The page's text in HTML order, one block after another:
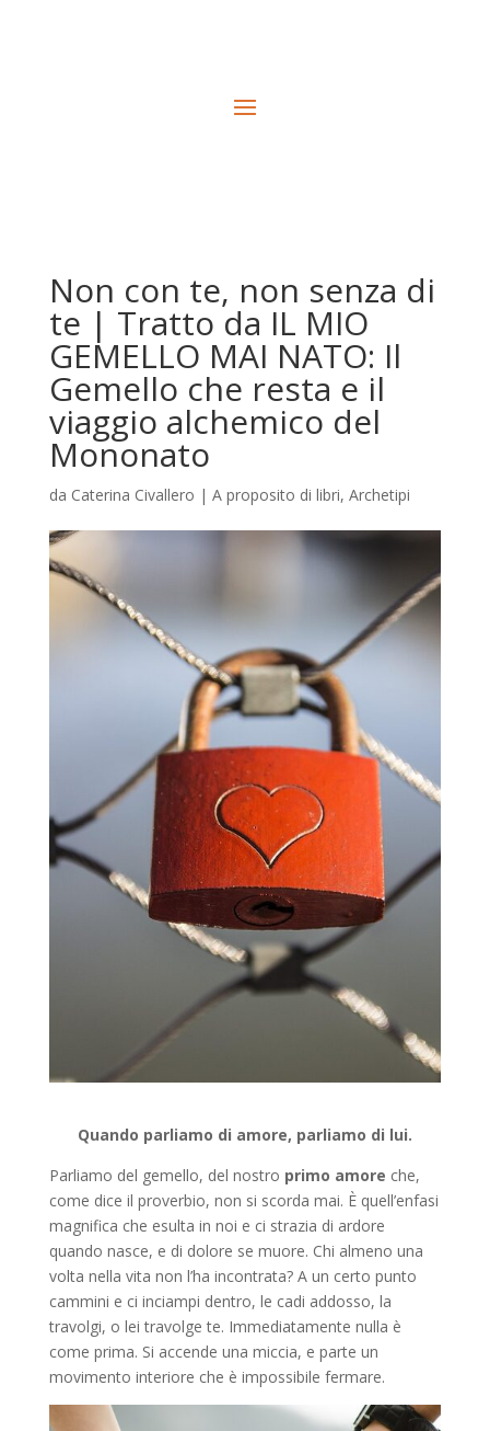
Non con te, non senza di
te | Tratto da IL MIO
GEMELLO MAI NATO: Il
Gemello che resta e il
viaggio alchemico del
Mononato
da Caterina Civallero | A proposito di libri, Archetipi
Quando parliamo di amore, parliamo di lui.
Parliamo del gemello, del nostro primo amore che,
come dice il proverbio, non si scorda mai. È quell’enfasi
magnifica che esulta in noi e ci strazia di ardore
quando nasce, e di dolore se muore. Chi almeno una
volta nella vita non l’ha incontrata? A un certo punto
cammini e ci inciampi dentro, le cadi addosso, la
travolgi, o lei travolge te. Immediatamente nulla è
come prima. Si accende una miccia, e parte un
movimento interiore che è impossibile fermare.